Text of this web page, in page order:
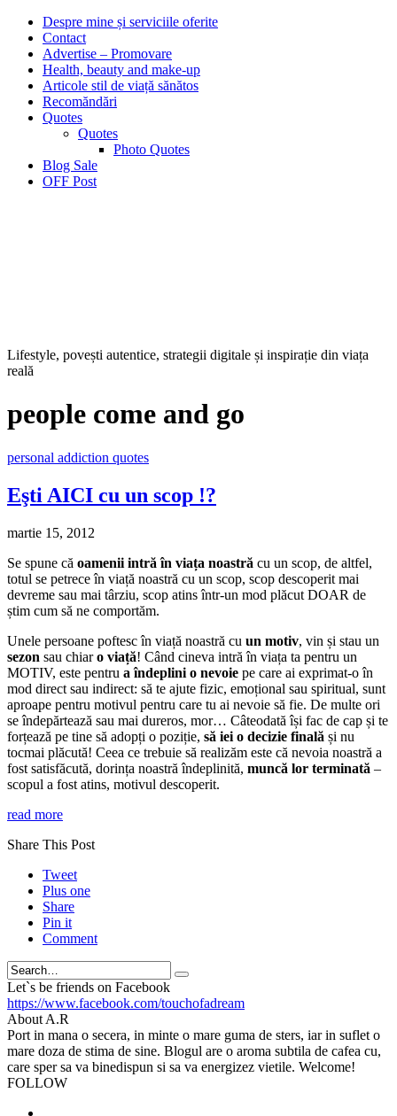
Despre mine și serviciile oferite
Contact
Advertise – Promovare
Health, beauty and make-up
Articole stil de viață sănătos
Recomăndări
Quotes
Quotes
Photo Quotes
Blog Sale
OFF Post
Lifestyle, povești autentice, strategii digitale și inspirație din viața
reală
people come and go
personal addiction quotes
Eşti AICI cu un scop !?
martie 15, 2012
Se spune că oamenii intră în viața noastră cu un scop, de altfel,
totul se petrece în viață noastră cu un scop, scop descoperit mai
devreme sau mai târziu, scop atins într-un mod plăcut DOAR de
știm cum să ne comportăm.
Unele persoane poftesc în viață noastră cu un motiv, vin și stau un
sezon sau chiaro viață! Când cineva intră în viața ta pentru un
MOTIV, este pentru a îndeplini o nevoie pe care ai exprimat-o în
mod direct sau indirect: să te ajute fizic, emoțional sau spiritual, sunt
aproape pentru motivul pentru care tu ai nevoie să fie. De multe ori
se îndepărtează sau mai dureros, mor… Câteodată își fac de cap și te
forțează pe tine să adopți o poziție, să iei o decizie finală și nu
tocmai plăcută! Ceea ce trebuie să realizăm este că nevoia noastră a
fost satisfăcută, dorința noastră îndeplinită, muncă lor terminată –
scopul a fost atins, motivul descoperit.
read more
Share This Post
Tweet
Plus one
Share
Pin it
Comment
Search
Let`s be friends on Facebook
https://www.facebook.com/touchofadream
About A.R
Port in mana o secera, in minte o mare guma de sters, iar in suflet o
mare doza de stima de sine. Blogul are o aroma subtila de cafea cu,
care sper sa va binedispun si sa va energizez vietile. Welcome!
FOLLOW